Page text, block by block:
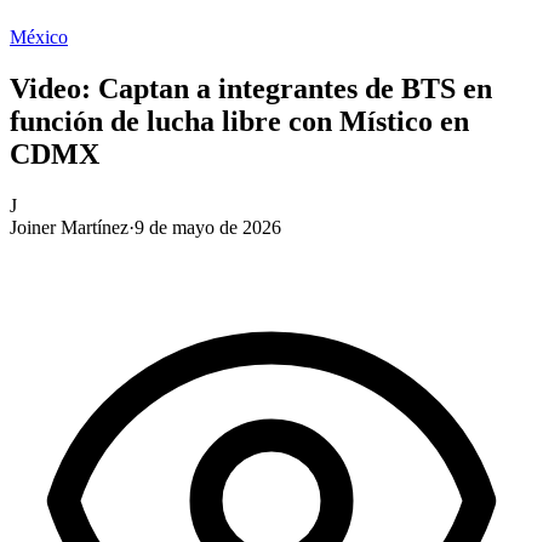
México
Video: Captan a integrantes de BTS en
función de lucha libre con Místico en
CDMX
J
Joiner Martínez·9 de mayo de 2026